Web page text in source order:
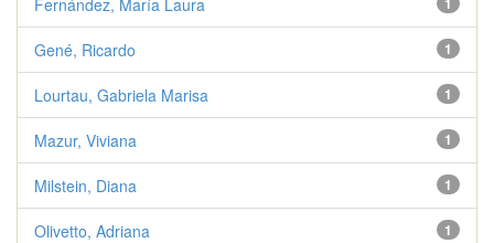
Fernández, María Laura
1
Gené, Ricardo
1
Lourtau, Gabriela Marisa
1
Mazur, Viviana
1
Milstein, Diana
1
Olivetto, Adriana